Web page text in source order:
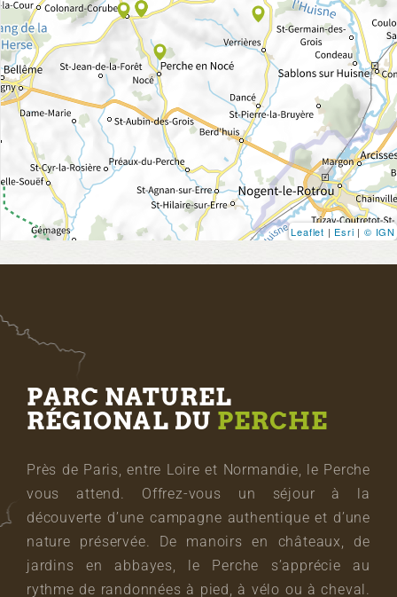
Leaflet | Esri | © IGN
PARC NATUREL
RÉGIONAL DU PERCHE
Près de Paris, entre Loire et Normandie, le Perche
vous attend. Offrez-vous un séjour à la
découverte d’une campagne authentique et d’une
nature préservée. De manoirs en châteaux, de
jardins en abbayes, le Perche s’apprécie au
rythme de randonnées à pied, à vélo ou à cheval.